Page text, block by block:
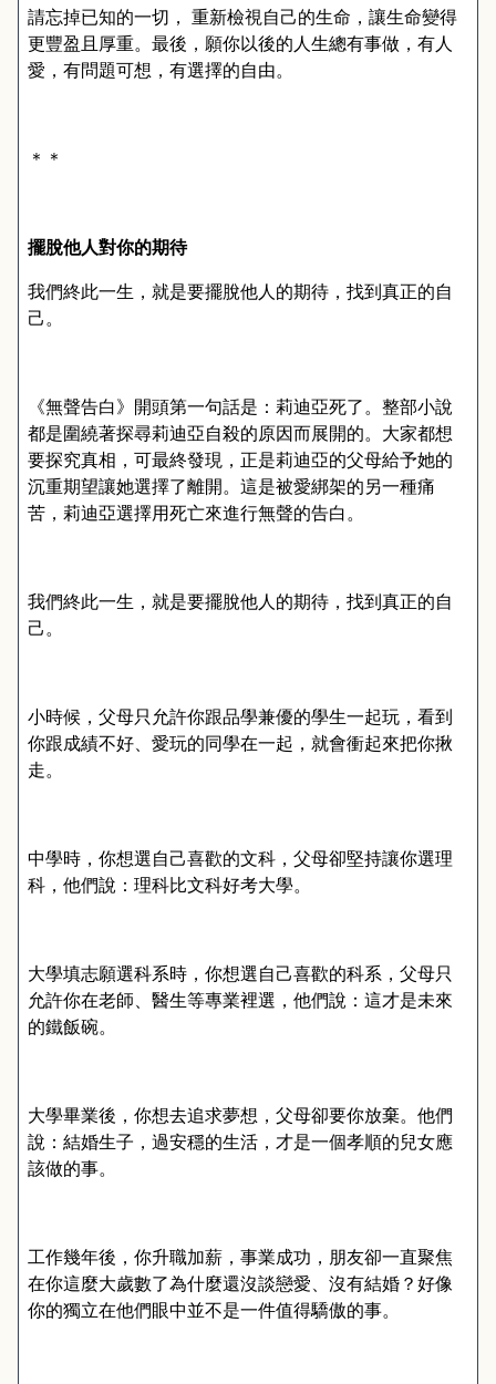
請忘掉已知的一切，
重新檢視自己的生命，讓生命變得
更豐盈且厚重。最後，願你以後的人生總有事做，有人
愛，有問題可想，有選擇的自由。
＊＊
擺脫他人對你的期待
我們終此一生，就是要擺脫他人的期待，找到真正的自
己。
《無聲告白》開頭第一句話是：莉迪亞死了。整部小說
都是圍繞著探尋莉迪亞自殺的原因而展開的。大家都想
要探究真相，可最終發現，正是莉迪亞的父母給予她的
沉重期望讓她選擇了離開。這是被愛綁架的另一種痛
苦，莉迪亞選擇用死亡來進行無聲的告白。
我們終此一生，就是要擺脫他人的期待，找到真正的自
己。
小時候，父母只允許你跟品學兼優的學生一起玩，看到
你跟成績不好、愛玩的同學在一起，就會衝起來把你揪
走。
中學時，你想選自己喜歡的文科，父母卻堅持讓你選理
科，他們說：理科比文科好考大學。
大學填志願選科系時，你想選自己喜歡的科系，父母只
允許你在老師、醫生等專業裡選，他們說：這才是未來
的鐵飯碗。
大學畢業後，你想去追求夢想，父母卻要你放棄。他們
說：結婚生子，過安穩的生活，才是一個孝順的兒女應
該做的事。
工作幾年後，你升職加薪，事業成功，朋友卻一直聚焦
在你這麼大歲數了為什麼還沒談戀愛、沒有結婚？好像
你的獨立在他們眼中並不是一件值得驕傲的事。